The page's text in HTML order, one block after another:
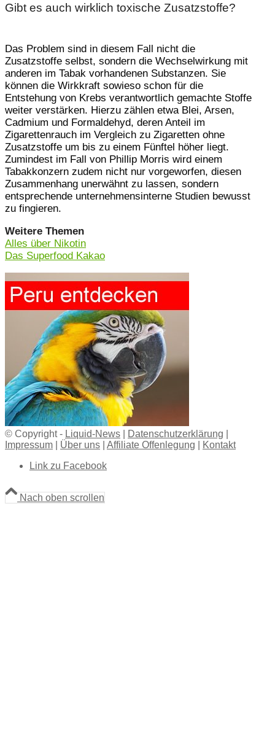
Gibt es auch wirklich toxische Zusatzstoffe?
Das Problem sind in diesem Fall nicht die
Zusatzstoffe selbst, sondern die Wechselwirkung mit
anderen im Tabak vorhandenen Substanzen. Sie
können die Wirkkraft sowieso schon für die
Entstehung von Krebs verantwortlich gemachte Stoffe
weiter verstärken. Hierzu zählen etwa Blei, Arsen,
Cadmium und Formaldehyd, deren Anteil im
Zigarettenrauch im Vergleich zu Zigaretten ohne
Zusatzstoffe um bis zu einem Fünftel höher liegt.
Zumindest im Fall von Phillip Morris wird einem
Tabakkonzern zudem nicht nur vorgeworfen, diesen
Zusammenhang unerwähnt zu lassen, sondern
entsprechende unternehmensinterne Studien bewusst
zu fingieren.
Weitere Themen
Alles über Nikotin
Das Superfood Kakao
© Copyright - Liquid-News Datenschutzerklärung
Impressum
Über uns Affiliate Offenlegung
Kontakt
Link zu Facebook
Nach oben scrollen